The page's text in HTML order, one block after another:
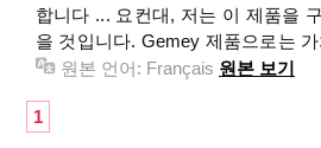
합니다 ... 요컨대, 저는 이 제품을
을 것입니다. Gemey 제품으로는
원본 언어: Français 원본 보기
1